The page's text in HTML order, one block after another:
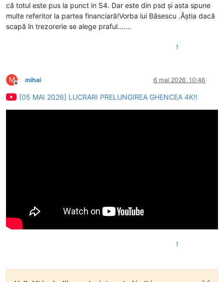
că totul este pus la punct in S4. Dar este din psd și asta spune
multe referitor la partea financiară!Vorba lui Băsescu .Ăștia dacă
scapă în trezorerie se alege praful.......
1
M
Deconectat
mihai 6 mai 2026, 10:46
[05 MAI 2026] LUCRARI PRELUNGIREA GHENCEA 4K!!
1